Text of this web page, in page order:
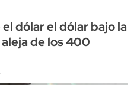
dólar el dólar bajo la
de los 400